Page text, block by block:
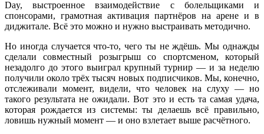
Day, выстроенное взаимодействие с болельщиками и
спонсорами, грамотная активация партнёров на арене и в
диджитале. Всё это можно и нужно выстраивать методично.
Но иногда случается что-то, чего ты не ждёшь. Мы однажды
сделали совместный розыгрыш со спортсменом, который
незадолго до этого выиграл крупный турнир — и за неделю
получили около трёх тысяч новых подписчиков. Мы, конечно,
отслеживали момент, видели, что человек на слуху — но
такого результата не ожидали. Вот это и есть та самая удача,
которая рождается из системы: ты делаешь всё правильно,
ловишь нужный момент — и оно взлетает выше расчётного.